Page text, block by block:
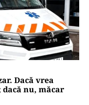
Dacă vrea
nu, măcar